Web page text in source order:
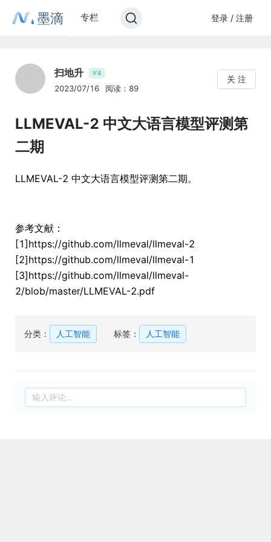
墨滴 专栏 登录 / 注册
扫地升 V4
2023/07/16 阅读：89
关 注
LLMEVAL-2 中文大语言模型评测第
二期
LLMEVAL-2 中文大语言模型评测第二期。
参考文献：
[1]https://github.com/llmeval/llmeval-2
[2]https://github.com/llmeval/llmeval-1
[3]https://github.com/llmeval/llmeval-
2/blob/master/LLMEVAL-2.pdf
分类： 人工智能 标签： 人工智能